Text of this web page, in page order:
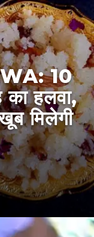
10
का हलवा,
मिलेगी